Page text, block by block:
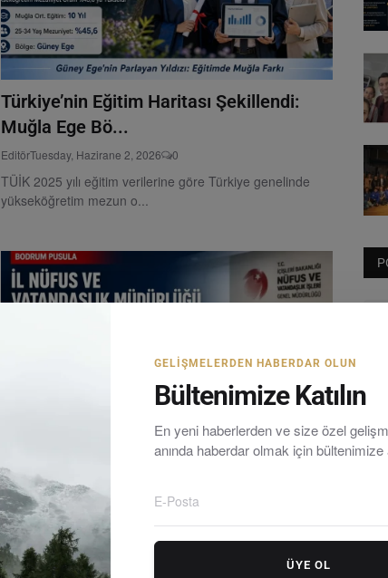
Türkiye’nin Eğitim Haritası Şekillendi:
Muğla Ege Bö...
EditörTuesday, Hazirane 2, 2026 0
TÜİK 2025 yılı eğitim verilerine göre Türkiye genelinde
yükseköğretim mezun o...
Öğrencilere Sınav Öncesi Nüfus
Müdürlüğü Desteği: Bu...
Editör Thursday, Nisanil 23, 2026 0
26 Nisan'da yapılacak İOKBS bursluluk sınavı için İlçe
GELIŞMELERDEN HABERDAR OLUN
Bültenimize Katılın
En yeni haberlerden ve size özel
anında haberdar olmak için bültenimize
ÜYE OL